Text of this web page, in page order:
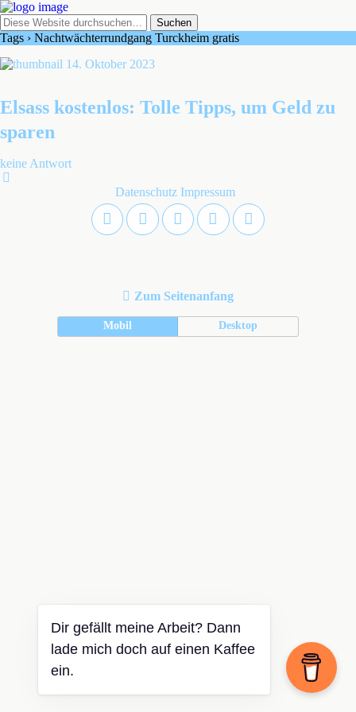
Tags › Nachtwächterrundgang Turckheim gratis
14. Oktober 2023
Elsass kostenlos: Tolle Tipps, um Geld zu
sparen
keine Antwort
Datenschutz Impressum
Zum Seitenanfang
Mobil Desktop
Dir gefällt meine Arbeit? Dann
lade mich doch auf einen Kaffee
ein.